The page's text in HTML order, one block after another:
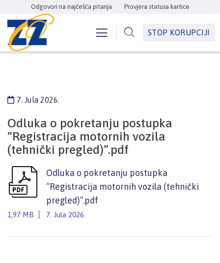
Odgovori na najčešća pitanja Provjera statusa kartice
STOP KORUPCIJI
7. Jula 2026.
Odluka o pokretanju postupka
“Registracija motornih vozila
(tehnički pregled)”.pdf
Odluka o pokretanju postupka
“Registracija motornih vozila (tehnički
pregled)”.pdf
1,97 MB 7. Jula 2026.